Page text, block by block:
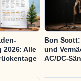
2026: Alle
Bon
und
AC/DC-